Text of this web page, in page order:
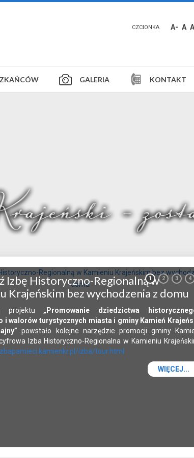
CZCIONKA A- A
GALERIA KONTAKT
Izbę Historyczno-Regionalną w
Krajeńskim bez wychodzenia z domu
projektu „Promowanie dziedzictwa
i walorów turystycznych miasta i gminy Kamień
powstało kolejne narzędzie promocji gminy
Izba Historyczno-Regionalna w Kamieniu
izba/tour.html
WIĘCEJ...
1 2 3 4